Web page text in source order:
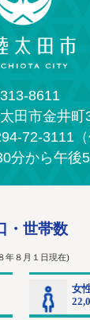
8611
田市金井町
72-3111（
分から午後5